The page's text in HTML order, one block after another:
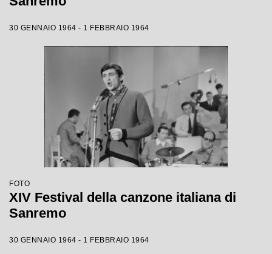
30 GENNAIO 1964 - 1 FEBBRAIO 1964
FOTO
XIV Festival della canzone italiana di
Sanremo
30 GENNAIO 1964 - 1 FEBBRAIO 1964